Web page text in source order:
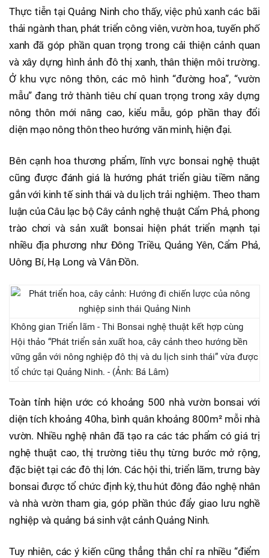
Thực tiễn tại Quảng Ninh cho thấy, việc phủ xanh các bãi
thải ngành than, phát triển công viên, vườn hoa, tuyến phố
xanh đã góp phần quan trọng trong cải thiện cảnh quan
và xây dựng hình ảnh đô thị xanh, thân thiện môi trường.
Ở khu vực nông thôn, các mô hình “đường hoa”, “vườn
mẫu” đang trở thành tiêu chí quan trọng trong xây dựng
nông thôn mới nâng cao, kiểu mẫu, góp phần thay đổi
diện mạo nông thôn theo hướng văn minh, hiện đại.
Bên cạnh hoa thương phẩm, lĩnh vực bonsai nghệ thuật
cũng được đánh giá là hướng phát triển giàu tiềm năng
gắn với kinh tế sinh thái và du lịch trải nghiệm. Theo tham
luận của Câu lạc bộ Cây cảnh nghệ thuật Cẩm Phả, phong
trào chơi và sản xuất bonsai hiện phát triển mạnh tại
nhiều địa phương như Đông Triều, Quảng Yên, Cẩm Phả,
Uông Bí, Hạ Long và Vân Đồn.
Không gian Triển lãm - Thi Bonsai nghệ thuật kết hợp cùng
Hội thảo “Phát triển sản xuất hoa, cây cảnh theo hướng bền
vững gắn với nông nghiệp đô thị và du lịch sinh thái” vừa được
tổ chức tại Quảng Ninh. - (Ảnh: Bá Lâm)
Toàn tỉnh hiện ước có khoảng 500 nhà vườn bonsai với
diện tích khoảng 40ha, bình quân khoảng 800m² mỗi nhà
vườn. Nhiều nghệ nhân đã tạo ra các tác phẩm có giá trị
nghệ thuật cao, thị trường tiêu thụ từng bước mở rộng,
đặc biệt tại các đô thị lớn. Các hội thi, triển lãm, trưng bày
bonsai được tổ chức định kỳ, thu hút đông đảo nghệ nhân
và nhà vườn tham gia, góp phần thúc đẩy giao lưu nghề
nghiệp và quảng bá sinh vật cảnh Quảng Ninh.
Tuy nhiên, các ý kiến cũng thẳng thắn chỉ ra nhiều “điểm